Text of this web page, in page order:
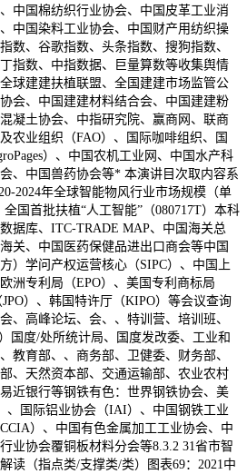
中国棉纺织行业协会、中国皮革工业消
中国染料工业协会、中国财产用纺织操
数、谷歌指数、头条指数、搜狗指数、
指数、中指数据、巨量算数等收集舆情
球建建扶植联盟、全国建建市场监管公
会、中国建建材料结合会、中国建建粉
凝土协会、中指研究院、赢商网、联商
农业组织（FAO）、国际咖啡组织、国
）、中国农机工业网、中国水产科
、中国兽药协会等* 本演讲目次取内容系
2024年全球智能物风行业市场规模（单
国首批扶植“人工智能”（080717T）本科
据库、ITC-TRADE MAP、中国海关总
关、中国医药保健品进出口商会等中国
）学问产权运营核心（SIPC）、中国上
洲专利局（EPO）、美国专利商标局
JPO）、韩国特许厅（KIPO）等会议查询
、高峰论坛、会、、特训营、培训班、
国度/处所统计局、国度发改委、工业和
教育部、、商务部、卫健委、财务部、
、天然资本部、交通运输部、农业农村
近银行等钢铁有色：世界钢铁协会、美
、国际铝业协会（IAI）、中国钢铁工业
）、中国有色金属加工工业协会、中
业协会覆铜板材料分会等8.3.2 31省市智
读（指点类/支撑类/类）图表69：2021中